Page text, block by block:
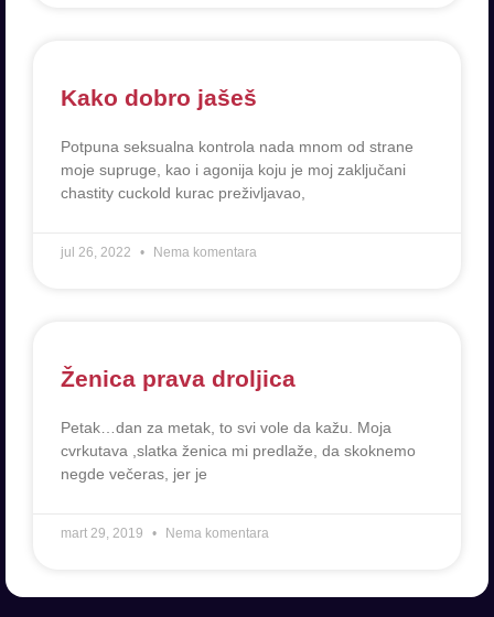
Kako dobro jašeš
Potpuna seksualna kontrola nada mnom od strane
moje supruge, kao i agonija koju je moj zaključani
chastity cuckold kurac preživljavao,
jul 26, 2022 Nema komentara
Ženica prava droljica
Petak…dan za metak, to svi vole da kažu. Moja
cvrkutava ,slatka ženica mi predlaže, da skoknemo
negde večeras, jer je
mart 29, 2019 Nema komentara